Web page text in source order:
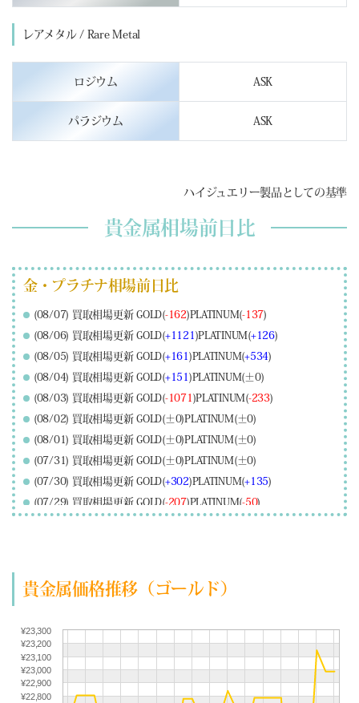
レアメタル / Rare Metal
ロジウム ASK
パラジウム ASK
ハイジュエリー製品としての基準
貴金属相場前日比
金・プラチナ相場前日比
(08/07) 買取相場更新 GOLD(-162)PLATINUM(-137)
(08/06) 買取相場更新 GOLD(+1121 )PLATINUM(+126)
(08/05) 買取相場更新 GOLD(+161 )PLATINUM(+534)
(08/04) 買取相場更新 GOLD(+151 )PLATINUM(±0)
(08/03) 買取相場更新 GOLD(-1071 )PLATINUM(-233)
(08/02) 買取相場更新 GOLD(±0)PLATINUM(±0)
(08/01) 買取相場更新 GOLD(±0)PLATINUM(±0)
(07/31) 買取相場更新 GOLD(±0)PLATINUM(±0)
(07/30) 買取相場更新 GOLD(+302)PLATINUM(+135)
(07/29) 買取相場更新 GOLD(-207)PLATINUM(-50)
(07/25) 買取相場更新 GOLD(±0)PLATINUM(±0)
(07/23) 買取相場更新 GOLD(±0)PLATINUM(+66)
(07/22) 買取相場更新 GOLD(
(07/21) 買取相場更新 GOLD(+227)PLATINUM(+63)
(07/20) 買取相場更新 GOLD(
)PLATINUM(
貴金属価格推移（ゴールド）
¥22,800
¥22,900
¥23,000
¥23,100
¥23,200
¥23,300